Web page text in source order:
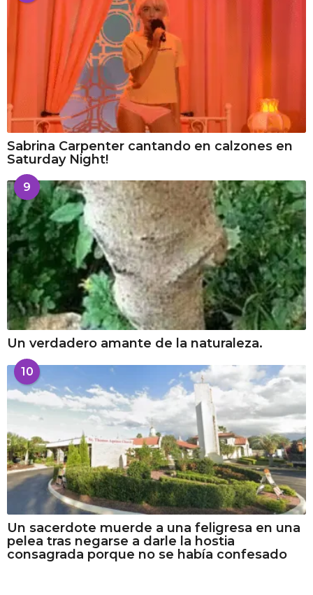
Sabrina Carpenter cantando en calzones en
Saturday Night!
9
Un verdadero amante de la naturaleza.
10
Un sacerdote muerde a una feligresa en una
pelea tras negarse a darle la hostia
consagrada porque no se había confesado